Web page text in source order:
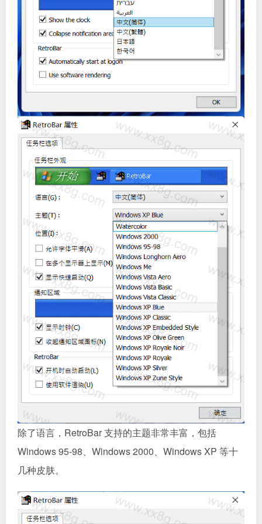
除了语言，RetroBar 支持的主题非常丰富，包括
Windows 95-98、Windows 2000、Windows XP 等十
几种皮肤。